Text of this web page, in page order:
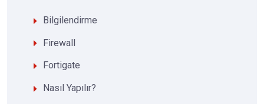
Bilgilendirme
Firewall
Fortigate
Nasıl Yapılır?